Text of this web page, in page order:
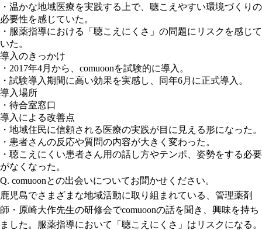
・温かな地域医療を実践する上で、聴こえやすい環境づくりの
必要性を感じていた。
・服薬指導における「聴こえにくさ」の問題にリスクを感じて
いた。
導入のきっかけ
・2017年4月から、comuoonを試験的に導入。
・試験導入期間に高い効果を実感し、同年6月に正式導入。
導入場所
・待合室窓口
導入による改善点
・地域住民に信頼される医療の実践が目に見える形になった。
・患者さんの反応や質問の内容が大きく変わった。
・聴こえにくい患者さん用の話し方やテンポ、姿勢をする必要
がなくなった。
Q. comuoonとの出会いについてお聞かせください。
鹿児島でさまざまな地域活動に取り組まれている、管理薬剤
師・原崎大作先生の研修会でcomuoonの話を聞き、興味を持ち
ました。服薬指導において「聴こえにくさ」はリスクになる。